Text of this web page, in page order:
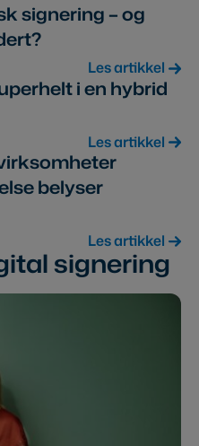
signering – og
Les artikkel
i en hybrid
Les artikkel
belyser
Les artikkel
signering